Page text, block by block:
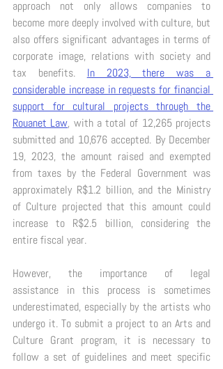
approach not only allows companies to
become more deeply involved with culture, but
also offers significant advantages in terms of
corporate image, relations with society and
tax benefits. In 2023, there was a
considerable increase in requests for financial
support for cultural projects through the
Rouanet Law, with a total of 12,265 projects
submitted and 10,676 accepted. By December
19, 2023, the amount raised and exempted
from taxes by the Federal Government was
approximately R$1.2 billion, and the Ministry
of Culture projected that this amount could
increase to R$2.5 billion, considering the
entire fiscal year.
However, the importance of legal
assistance in this process is sometimes
underestimated, especially by the artists who
undergo it. To submit a project to an Arts and
Culture Grant program, it is necessary to
follow a set of guidelines and meet specific